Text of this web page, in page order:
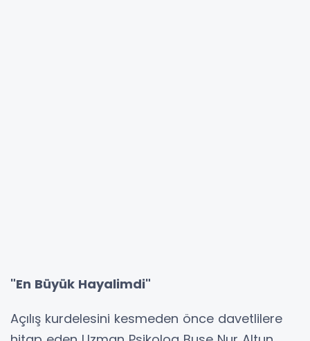
"En Büyük Hayalimdi"
Açılış kurdelesini kesmeden önce davetlilere